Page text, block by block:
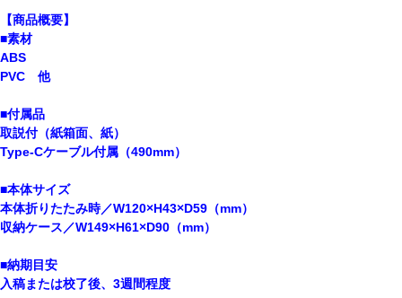
【商品概要】
■素材
ABS
PVC 他
■付属品
取説付（紙箱面、紙）
Type-Cケーブル付属（490mm）
■本体サイズ
本体折りたたみ時／W120×H43×D59（mm）
収納ケース／W149×H61×D90（mm）
■納期目安
入稿または校了後、3週間程度